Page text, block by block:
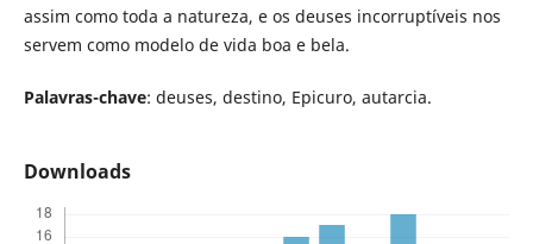
assim como toda a natureza, e os deuses incorruptíveis nos
servem como modelo de vida boa e bela.
Palavras-chave: deuses, destino, Epicuro, autarcia.
Downloads